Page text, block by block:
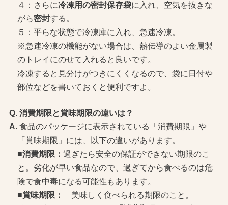
４：さらに冷凍用の密封保存袋に入れ、空気を抜きな
がら密封する。
５：平らな状態で冷凍庫に入れ、急速冷凍。
※急速冷凍の機能がない場合は、熱伝導のよい金属製
のトレイにのせて入れると良いです。
冷凍すると見分けがつきにくくなるので、袋に日付や
部位などを書いておくと便利ですよ。
消費期限と賞味期限の違いは？
食品のパッケージに表示されている「消費期限」や
「賞味期限」には、以下の違いがあります。
■消費期限： 過ぎたら安全の保証ができない期限のこ
と。劣化が早い食品なので、過ぎてから食べるのは危
険で食中毒になる可能性もあります。
■賞味期限： 美味しく食べられる期限のこと。